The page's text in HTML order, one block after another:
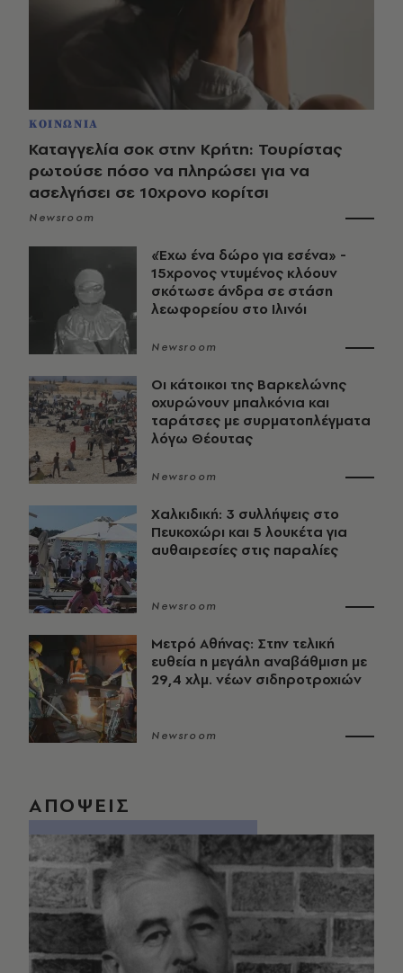
ΚΟΙΝΩΝΙΑ
Καταγγελία σοκ στην Κρήτη: Τουρίστας
ρωτούσε πόσο να πληρώσει για να
ασελγήσει σε 10χρονο κορίτσι
Newsroom
«Έχω ένα δώρο για εσένα» -
15χρονος ντυμένος κλόουν
σκότωσε άνδρα σε στάση
λεωφορείου στο Ιλινόι
Newsroom
Οι κάτοικοι της Βαρκελώνης
οχυρώνουν μπαλκόνια και
ταράτσες με συρματοπλέγματα
λόγω Θέουτας
Newsroom
Χαλκιδική: 3 συλλήψεις στο
Πευκοχώρι και 5 λουκέτα για
αυθαιρεσίες στις παραλίες
Newsroom
Μετρό Αθήνας: Στην τελική
ευθεία η μεγάλη αναβάθμιση με
29,4 χλμ. νέων σιδηροτροχιών
Newsroom
ΑΠΟΨΕΙΣ